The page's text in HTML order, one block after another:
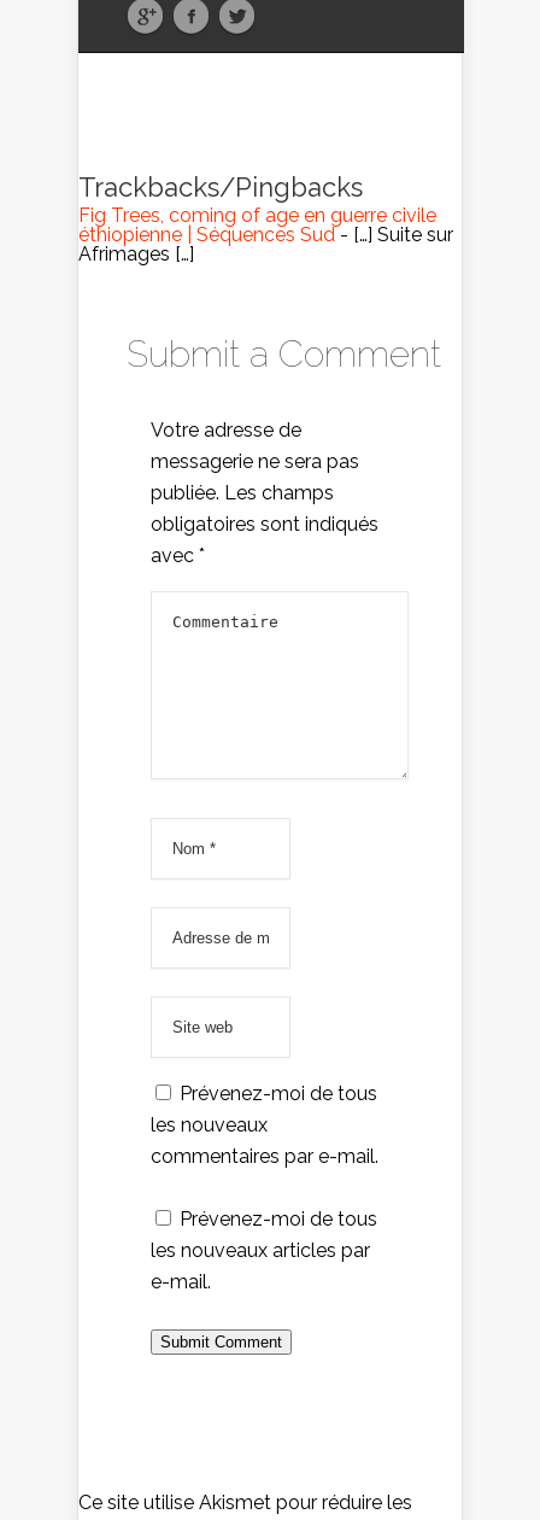
Trackbacks/Pingbacks
Fig Trees, coming of age en guerre civile
éthiopienne | Séquences Sud- […] Suite sur
Afrimages […]
Submit a Comment
Votre adresse de
messagerie ne sera pas
publiée. Les champs
obligatoires sont indiqués
avec *
Prévenez-moi de tous
les nouveaux
commentaires par e-mail.
Prévenez-moi de tous
les nouveaux articles par
e-mail.
Ce site utilise Akismet pour réduire les